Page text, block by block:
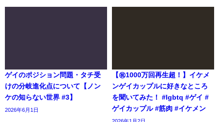
ゲイのポジション問題・タチ受
けの分岐進化点について【ノン
ケの知らない世界 #3】
2026年6月1日
【㊗️1000万回再生超！】イケメ
ンゲイカップルに好きなところ
を聞いてみた！ #lgbtq #ゲイ #
ゲイカップル #筋肉 #イケメン